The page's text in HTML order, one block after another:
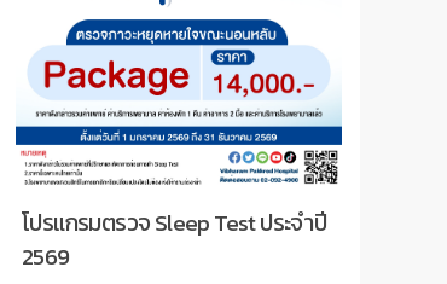
โปรแกรมตรวจหาโรคติดต่อทางเพศ
สัมพันธ์ ประจำปี 2569